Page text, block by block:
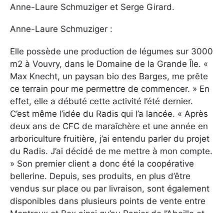
Anne-Laure Schmuziger et Serge Girard.
Anne-Laure Schmuziger :
Elle possède une production de légumes sur 3000
m2 à Vouvry, dans le Domaine de la Grande Île. «
Max Knecht, un paysan bio des Barges, me prête
ce terrain pour me permettre de commencer. » En
effet, elle a débuté cette activité l’été dernier.
C’est même l’idée du Radis qui l’a lancée. « Après
deux ans de CFC de maraîchère et une année en
arboriculture fruitière, j’ai entendu parler du projet
du Radis. J’ai décidé de me mettre à mon compte.
» Son premier client a donc été la coopérative
bellerine. Depuis, ses produits, en plus d’être
vendus sur place ou par livraison, sont également
disponibles dans plusieurs points de vente entre